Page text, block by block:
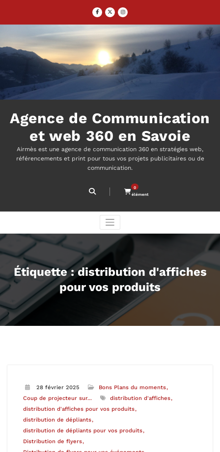
Agence de Communication
et web 360 en Savoie
Airmès est une agence de communication 360 en stratégies web,
référencements et print pour tous vos projets publicitaires ou de
communication.
0
élément
Étiquette : distribution d'affiches
pour vos produits
28 février 2025
Bons Plans du moments
Coup de projecteur sur...
distribution d'affiches
distribution d'affiches pour vos produits
distribution de dépliants
distribution de dépliants pour vos produits
Distribution de flyers